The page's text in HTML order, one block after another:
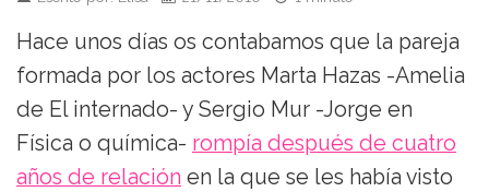
Hace unos días os contabamos que la pareja
formada por los actores Marta Hazas -Amelia
de El internado- y Sergio Mur -Jorge en
Física o química- rompía después de cuatro
años de relación en la que se les había visto